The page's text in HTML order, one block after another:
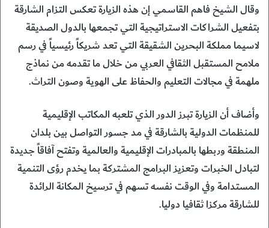
‎وقال الشيخ فاهم القاسمي إن هذه الزيارة تعكس التزام الشارقة
بتفعيل الشراكات الاستراتيجية التي تجمعها بالدول الصديقة
لاسيما مملكة البحرين الشقيقة التي تعد شريكاً رئيسياً في رسم
ملامح المستقبل الثقافي العربي من خلال ما تقدمه من نماذج
ملهمة في مجالات التعليم والحفاظ على الهوية وصون التراث.
‎وأضاف أن الزيارة تبرز الدور الذي تلعبه المكاتب الإقليمية
للمنظمات الدولية بالشارقة في مد جسور التواصل بين بلدان
المنطقة وربطها بالمبادرات الإقليمية والعالمية وتفتح آفاقاً جديدة
لتبادل الخبرات وتعزيز البرامج المشتركة بما يخدم رؤى التنمية
المستدامة وفي الوقت نفسه تسهم في ترسيخ المكانة الرائدة
للشارقة مركزا ثقافيا دوليا.